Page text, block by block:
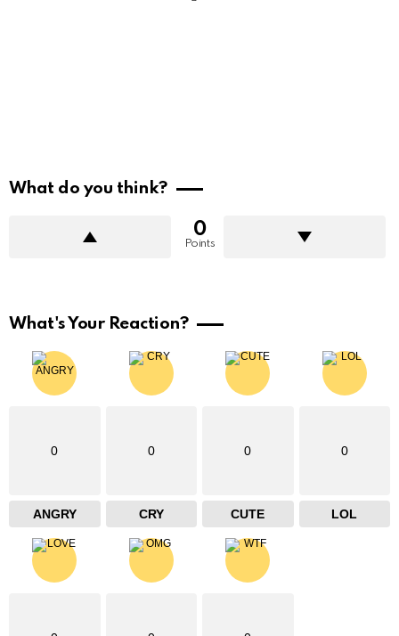
What do you think?
0
Points
What's Your Reaction?
0
ANGRY
0
CRY
0
CUTE
0
LOL